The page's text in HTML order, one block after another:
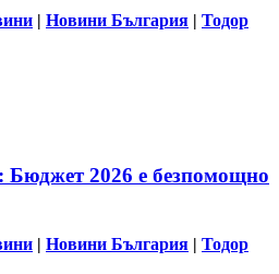
| Новини България | Тодор
2026 е безпомощно
| Новини България | Тодор